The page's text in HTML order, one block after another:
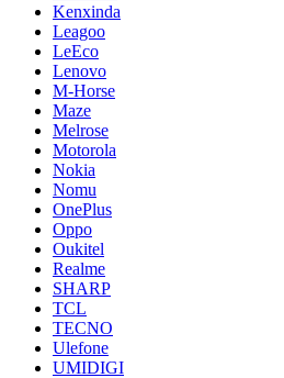
Kenxinda
Leagoo
LeEco
Lenovo
M-Horse
Maze
Melrose
Motorola
Nokia
Nomu
OnePlus
Oppo
Oukitel
Realme
SHARP
TCL
TECNO
Ulefone
UMIDIGI